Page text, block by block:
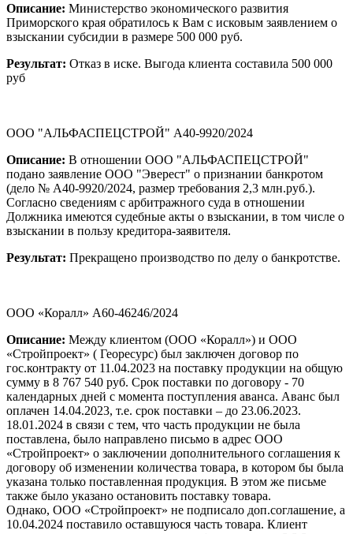
Описание: Министерство экономического развития
Приморского края обратилось к Вам с исковым заявлением о
взыскании субсидии в размере 500 000 руб.
Результат: Отказ в иске. Выгода клиента составила 500 000
руб
ООО "АЛЬФАСПЕЦСТРОЙ" А40-9920/2024
Описание: В отношении ООО "АЛЬФАСПЕЦСТРОЙ"
подано заявление ООО "Эверест" о признании банкротом
(дело № А40-9920/2024, размер требования 2,3 млн.руб.).
Согласно сведениям с арбитражного суда в отношении
Должника имеются судебные акты о взыскании, в том числе о
взыскании в пользу кредитора-заявителя.
Результат: Прекращено производство по делу о банкротстве.
ООО «Коралл» А60-46246/2024
Описание: Между клиентом (ООО «Коралл») и ООО
«Стройпроект» ( Георесурс) был заключен договор по
гос.контракту от 11.04.2023 на поставку продукции на общую
сумму в 8 767 540 руб. Срок поставки по договору - 70
календарных дней с момента поступления аванса. Аванс был
оплачен 14.04.2023, т.е. срок поставки – до 23.06.2023.
18.01.2024 в связи с тем, что часть продукции не была
поставлена, было направлено письмо в адрес ООО
«Стройпроект» о заключении дополнительного соглашения к
договору об изменении количества товара, в котором бы была
указана только поставленная продукция. В этом же письме
также было указано остановить поставку товара.
Однако, ООО «Стройпроект» не подписало доп.соглашение, а
10.04.2024 поставило оставшуюся часть товара. Клиент